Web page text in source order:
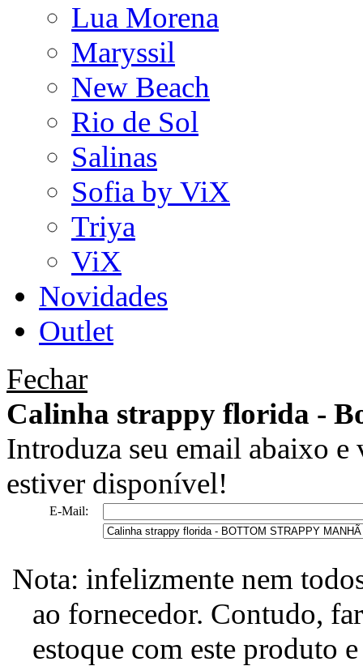
Lua Morena
Maryssil
New Beach
Rio de Sol
Salinas
Sofia by ViX
Triya
ViX
Novidades
Outlet
Fechar
Calinha strappy florida -
Introduza seu email abaixo
estiver disponível!
E-Mail:
Nota: infelizmente nem
ao fornecedor. Contudo,
estoque com este produto